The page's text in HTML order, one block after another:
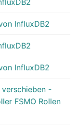
InfluxDB2
InfluxDB2
verschieben -
FSMO Rollen